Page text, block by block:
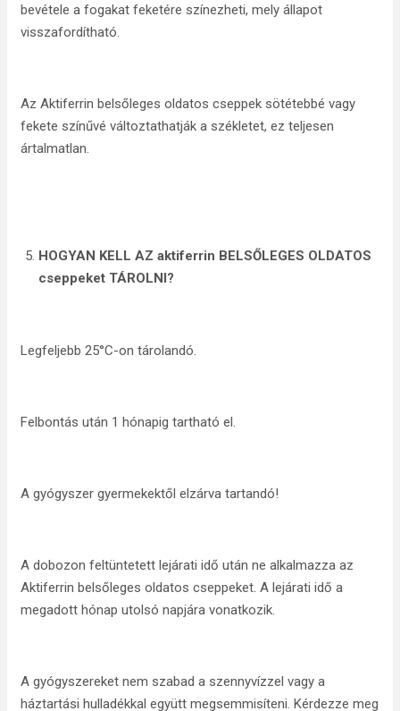
bevétele a fogakat feketére színezheti, mely állapot
visszafordítható.
Az Aktiferrin belsőleges oldatos cseppek sötétebbé vagy
fekete színűvé változtathatják a székletet, ez teljesen
ártalmatlan.
HOGYAN KELL AZ aktiferrin BELSŐLEGES OLDATOS
cseppeket TÁROLNI?
Legfeljebb 25°C-on tárolandó.
Felbontás után 1 hónapig tartható el.
A gyógyszer gyermekektől elzárva tartandó!
A dobozon feltüntetett lejárati idő után ne alkalmazza az
Aktiferrin belsőleges oldatos cseppeket. A lejárati idő a
megadott hónap utolsó napjára vonatkozik.
A gyógyszereket nem szabad a szennyvízzel vagy a
háztartási hulladékkal együtt megsemmisíteni. Kérdezze meg